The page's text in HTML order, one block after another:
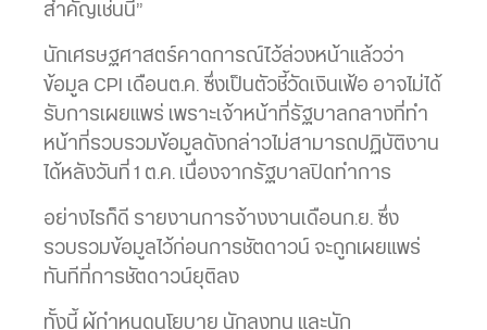
สำคัญเช่นนี้”
นักเศรษฐศาสตร์คาดการณ์ไว้ล่วงหน้าแล้วว่า
ข้อมูล CPI เดือนต.ค. ซึ่งเป็นตัวชี้วัดเงินเฟ้อ อาจไม่ได้
รับการเผยแพร่ เพราะเจ้าหน้าที่รัฐบาลกลางที่ทำ
หน้าที่รวบรวมข้อมูลดังกล่าวไม่สามารถปฏิบัติงาน
ได้หลังวันที่ 1 ต.ค. เนื่องจากรัฐบาลปิดทำการ
อย่างไรก็ดี รายงานการจ้างงานเดือนก.ย. ซึ่ง
รวบรวมข้อมูลไว้ก่อนการชัตดาวน์ จะถูกเผยแพร่
ทันทีที่การชัตดาวน์ยุติลง
ทั้งนี้ ผู้กำหนดนโยบาย นักลงทุน และนัก